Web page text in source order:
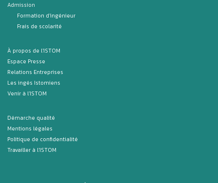
Admission
Formation d'ingénieur
Frais de scolarité
À propos de l'ISTOM
Espace Presse
Relations Entreprises
Les ingés Istomiens
Venir à l'ISTOM
Démarche qualité
Mentions légales
Politique de confidentialité
Travailler à l'ISTOM